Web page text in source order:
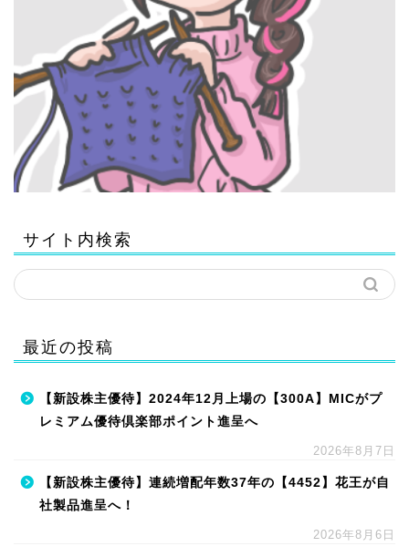
サイト内検索
最近の投稿
【新設株主優待】2024年12月上場の【300A】MICがプ
レミアム優待倶楽部ポイント進呈へ
2026年8月7日
【新設株主優待】連続増配年数37年の【4452】花王が自
社製品進呈へ！
2026年8月6日